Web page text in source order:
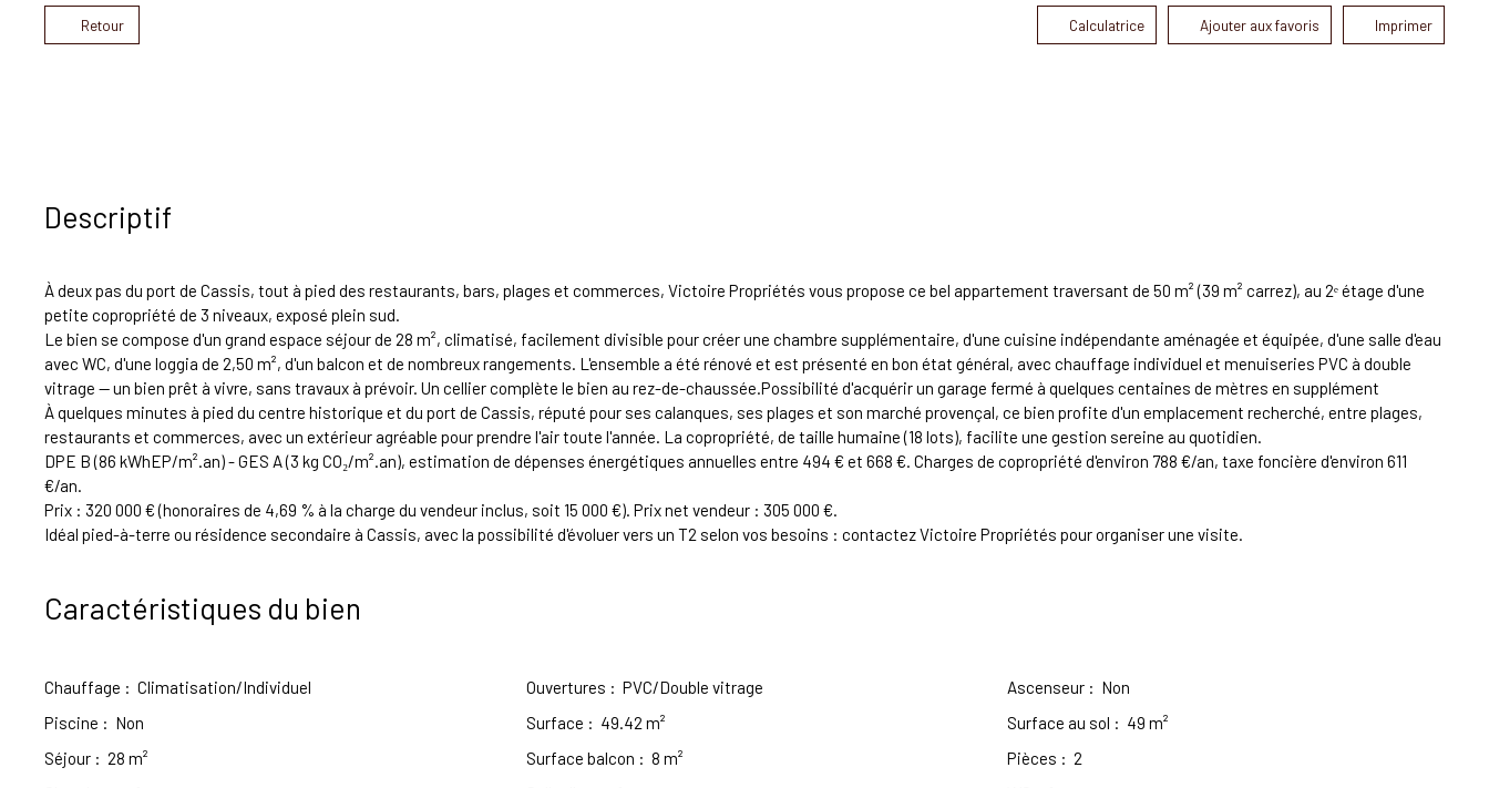
Retour Calculatrice Ajouter aux favoris Imprimer
Descriptif
À deux pas du port de Cassis, tout à pied des restaurants, bars, plages et commerces, Victoire Propriétés vous propose ce bel appartement traversant de 50 m² (39 m² carrez), au 2ᵉ étage d'une
petite copropriété de 3 niveaux, exposé plein sud.
Le bien se compose d'un grand espace séjour de 28 m², climatisé, facilement divisible pour créer une chambre supplémentaire, d'une cuisine indépendante aménagée et équipée, d'une salle d'eau
avec WC, d'une loggia de 2,50 m², d'un balcon et de nombreux rangements. L'ensemble a été rénové et est présenté en bon état général, avec chauffage individuel et menuiseries PVC à double
vitrage — un bien prêt à vivre, sans travaux à prévoir. Un cellier complète le bien au rez-de-chaussée.Possibilité d'acquérir un garage fermé à quelques centaines de mètres en supplément
À quelques minutes à pied du centre historique et du port de Cassis, réputé pour ses calanques, ses plages et son marché provençal, ce bien profite d'un emplacement recherché, entre plages,
restaurants et commerces, avec un extérieur agréable pour prendre l'air toute l'année. La copropriété, de taille humaine (18 lots), facilite une gestion sereine au quotidien.
DPE B (86 kWhEP/m².an) - GES A (3 kg CO₂/m².an), estimation de dépenses énergétiques annuelles entre 494 € et 668 €. Charges de copropriété d'environ 788 €/an, taxe foncière d'environ 611
€/an.
Prix : 320 000 € (honoraires de 4,69 % à la charge du vendeur inclus, soit 15 000 €). Prix net vendeur : 305 000 €.
Idéal pied-à-terre ou résidence secondaire à Cassis, avec la possibilité d'évoluer vers un T2 selon vos besoins : contactez Victoire Propriétés pour organiser une visite.
Caractéristiques du bien
Chauffage : Climatisation/Individuel Ouvertures : PVC/Double vitrage Ascenseur : Non
Piscine : Non Surface : 49.42 m² Surface au sol : 49m²
Séjour : 28 m² Surface balcon : 8 m² Pièces : 2